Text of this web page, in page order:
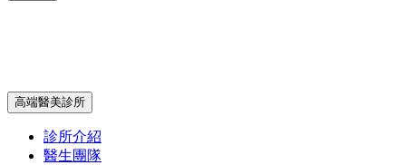
高端醫美診所
診所介紹
醫生團隊